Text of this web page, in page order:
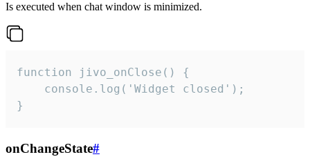
Is executed when chat window is minimized.
function jivo_onClose() {
    console.log('Widget closed');
}
onChangeState#